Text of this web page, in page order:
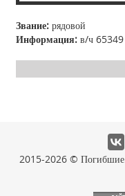
Звание: рядовой
Информация: в/ч
2015-2026 ©